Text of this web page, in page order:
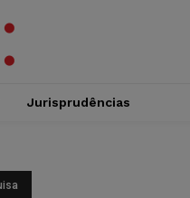
Jurisprudências